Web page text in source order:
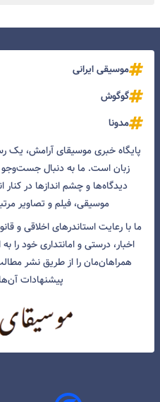
موسیقی ایرانی
گوگوش
مدونا
پایگاه خبری موسیقای آرامش، یک
زبان است. ما به دنبال
دیدگاه‌ها و چشم انداز‌ها در کنار
موسیقی، فیلم و تصاویر
ما با رعایت استاندرهای اخلاقی و
اخبار، درستی و امانتداری خود را
همراهان‌مان را از طریق نشر
پیشنهادات